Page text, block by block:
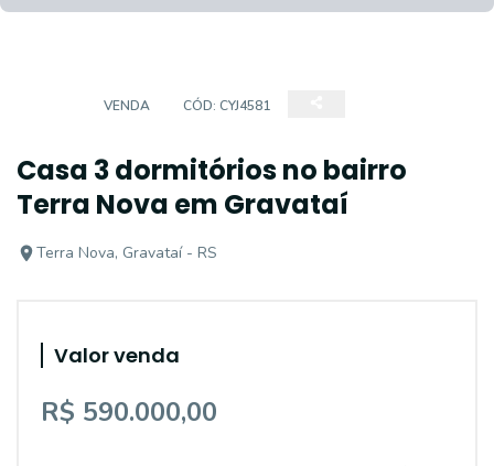
VENDA CÓD: CYJ4581
Casa 3 dormitórios no bairro
Terra Nova em Gravataí
Terra Nova, Gravataí - RS
Valor venda
R$ 590.000,00